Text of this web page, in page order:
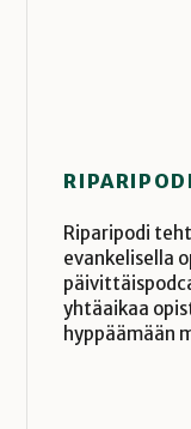
RIPARIPODI
Riparipodi
evankelisella
yhtäaikaa
hyppäämään